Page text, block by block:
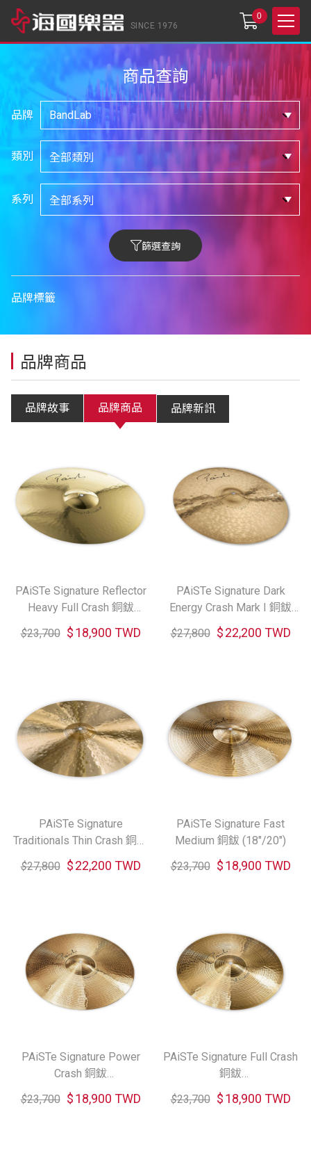
SINCE 1976
0
商品查詢
品牌
類別
系列
篩選查詢
品牌標籤
品牌商品
品牌故事 品牌商品 品牌新訊
PAiSTe Signature Reflector
Heavy Full Crash 銅鈸
(18"/19"/20")
$23,700 $18,900 TWD
PAiSTe Signature Dark
Energy Crash Mark I 銅鈸
(16"/17"/18"/19")
$27,800 $22,200 TWD
PAiSTe Signature
Traditionals Thin Crash 銅鈸
(16"/17"/18"/20")
$27,800 $22,200 TWD
PAiSTe Signature Fast
Medium 銅鈸 (18"/20")
$23,700 $18,900 TWD
PAiSTe Signature Power
Crash 銅鈸
(16"/17"/18"/19"/20")
$23,700 $18,900 TWD
PAiSTe Signature Full Crash
銅鈸
(14"/16"/17"/18"/19"/20")
$23,700 $18,900 TWD